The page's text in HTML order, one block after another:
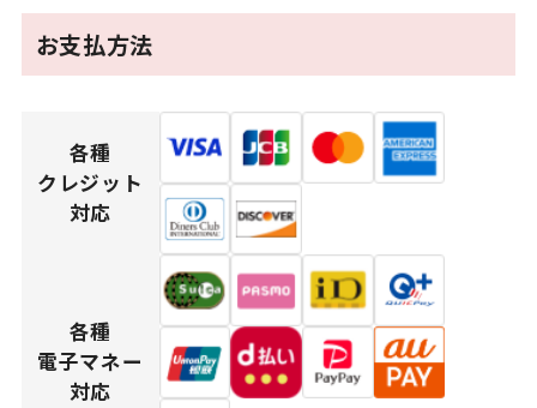
お支払方法
各種
クレジット
対応
各種
電子マネー
対応